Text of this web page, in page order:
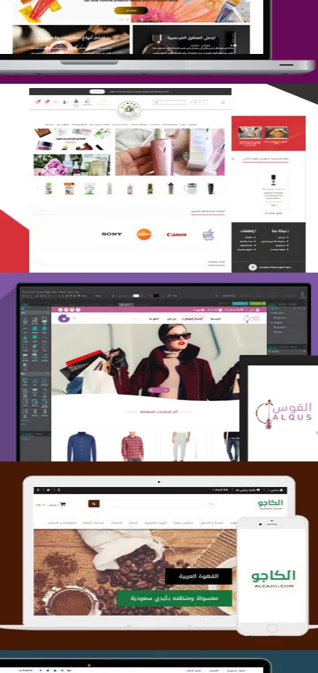
التفاصيل
تصميم متجر لمار
التفاصيل
تصميم متجر القوس
التفاصيل
تصميم متجر الكاجو
التفاصيل